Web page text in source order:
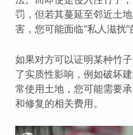
罚，但若其蔓延至邻近土
害，您可能面临“私人滋扰”
如果对方可以证明某种竹
了实质性影响，例如破坏
常使用土地，您可能需要
和修复的相关费用。